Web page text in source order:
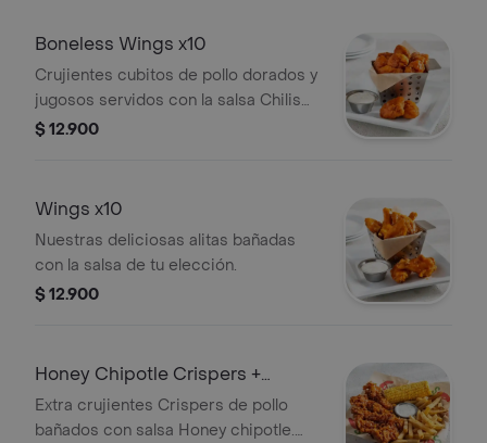
Boneless Wings x10
Crujientes cubitos de pollo dorados y
jugosos servidos con la salsa Chilis
que prefieras
$ 12.900
Wings x10
Nuestras deliciosas alitas bañadas
con la salsa de tu elección.
$ 12.900
Honey Chipotle Crispers +
choclo y papas fritas
Extra crujientes Crispers de pollo
bañados con salsa Honey chipotle.